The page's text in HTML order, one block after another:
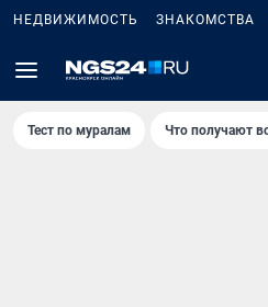
НЕДВИЖИМОСТЬ ЗНАКОМСТВА
Тест по мурaлaм Что получают